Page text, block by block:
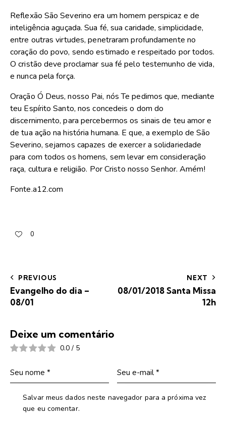
Reflexão São Severino era um homem perspicaz e de
inteligência aguçada. Sua fé, sua caridade, simplicidade,
entre outras virtudes, penetraram profundamente no
coração do povo, sendo estimado e respeitado por todos.
O cristão deve proclamar sua fé pelo testemunho de vida,
e nunca pela força.
Oração Ó Deus, nosso Pai, nós Te pedimos que, mediante
teu Espírito Santo, nos concedeis o dom do
discernimento, para percebermos os sinais de teu amor e
de tua ação na história humana. E que, a exemplo de São
Severino, sejamos capazes de exercer a solidariedade
para com todos os homens, sem levar em consideração
raça, cultura e religião. Por Cristo nosso Senhor. Amém!
Fonte.a12.com
0
PREVIOUS
Evangelho do dia –
08/01
NEXT
08/01/2018 Santa Missa
12h
Deixe um comentário
0.0 / 5
Salvar meus dados neste navegador para a próxima vez
que eu comentar.